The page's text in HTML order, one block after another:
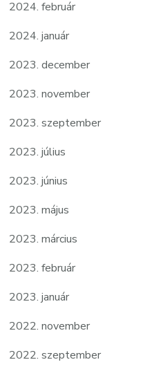
2024. február
2024. január
2023. december
2023. november
2023. szeptember
2023. július
2023. június
2023. május
2023. március
2023. február
2023. január
2022. november
2022. szeptember